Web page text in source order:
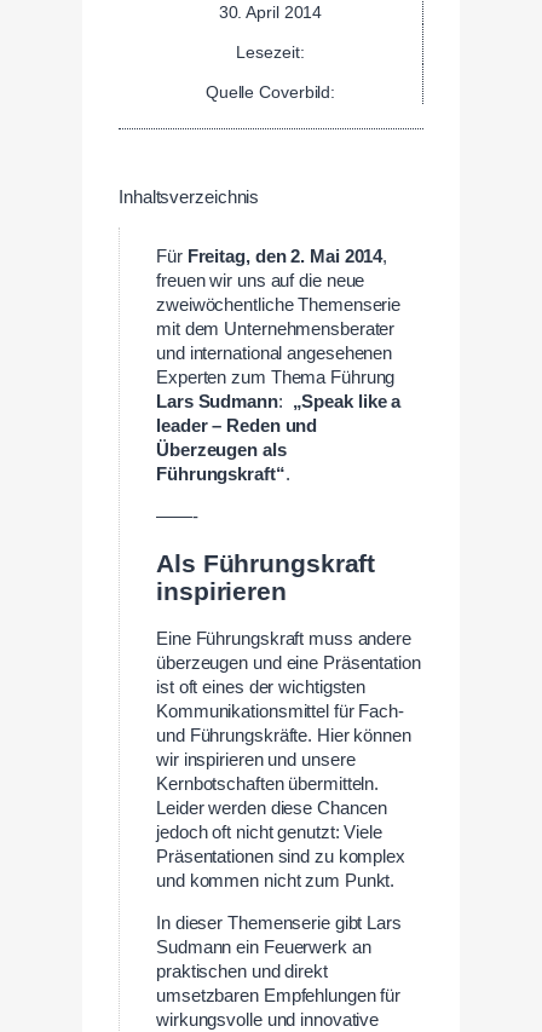
30. April 2014
Lesezeit:
Quelle Coverbild:
Inhaltsverzeichnis
Für Freitag, den 2. Mai 2014,
freuen wir uns auf die neue
zweiwöchentliche Themenserie
mit dem Unternehmensberater
und international angesehenen
Experten zum Thema Führung
Lars Sudmann: „Speak like a
leader – Reden und
Überzeugen als
Führungskraft“.
——-
Als Führungskraft
inspirieren
Eine Führungskraft muss andere
überzeugen und eine Präsentation
ist oft eines der wichtigsten
Kommunikationsmittel für Fach-
und Führungskräfte. Hier können
wir inspirieren und unsere
Kernbotschaften übermitteln.
Leider werden diese Chancen
jedoch oft nicht genutzt: Viele
Präsentationen sind zu komplex
und kommen nicht zum Punkt.
In dieser Themenserie gibt Lars
Sudmann ein Feuerwerk an
praktischen und direkt
umsetzbaren Empfehlungen für
wirkungsvolle und innovative